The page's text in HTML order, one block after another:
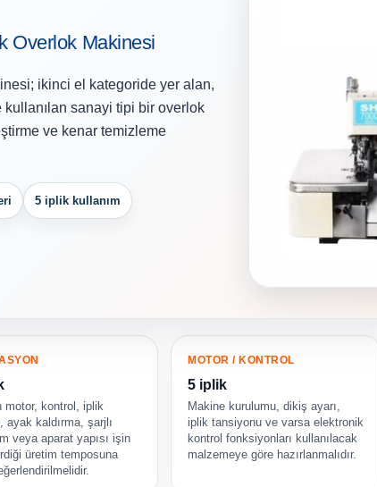
Overlok Makinesi
ikinci el kategoride yer alan,
sanayi tipi bir overlok
ve kenar temizleme
5 iplik kullanım
motor, kontrol, iplik
ayak kaldırma, şarjlı
veya aparat yapısı işin
üretim temposuna
MOTOR / KONTROL
5 iplik
Makine kurulumu, dikiş ayarı,
iplik tansiyonu ve varsa elektronik
kontrol fonksiyonları kullanılacak
malzemeye göre hazırlanmalıdır.